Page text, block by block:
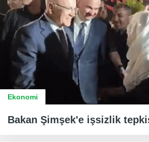
Ekonomi
Bakan Şimşek'e işsizlik